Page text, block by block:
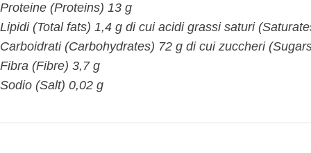
Proteine (Proteins) 13 g
Lipidi (Total fats) 1,4 g di cui acidi grassi saturi
Carboidrati (Carbohydrates) 72 g di cui zuccheri
Fibra (Fibre) 3,7 g
Sodio (Salt) 0,02 g